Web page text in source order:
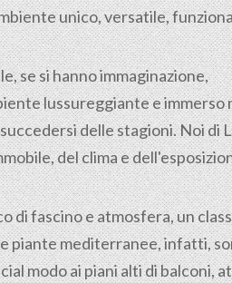
unico, versatile,
se si hanno immaginazione,
lussureggiante e immerso
delle stagioni. Noi di
del clima e
di fascino e atmosfera, un
piante mediterranee, infatti,
modo ai piani alti di balconi,